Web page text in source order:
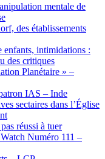
mentale de
des établissements
enfants, intimidations :
des critiques
Planétaire » –
IAS – Inde
sectaires dans l’Église
réussi à tuer
Numéro 111 –